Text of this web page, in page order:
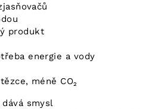
produkt
energie a vody
méně CO₂
dává smysl